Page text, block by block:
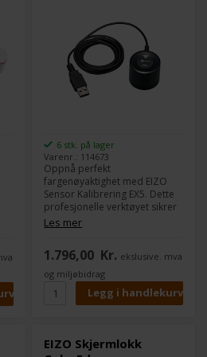
6 stk. på lager
Varenr.: 114673
Oppnå perfekt
fargenøyaktighet med EIZO
Sensor Kalibrering EX5. Dette
profesjonelle verktøyet sikrer
nøyaktig skjermkalibrering for
fotografer, grafikere og
bruke med EIZO
ColorNavigator-programvare,
garanterer EX5 ensartede og
korrekte farger i din kreative
arbeidsflyt.
Les mer
1.796,00 Kr. ekslusive. mva
og miljøbidrag
EIZO Skjermlokk